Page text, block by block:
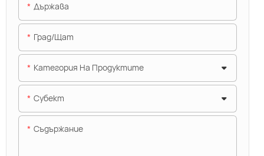
Държава
Град/щат
Категория На Продуктите
Субект
Съдържание